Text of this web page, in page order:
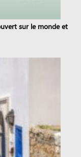
sur le monde et